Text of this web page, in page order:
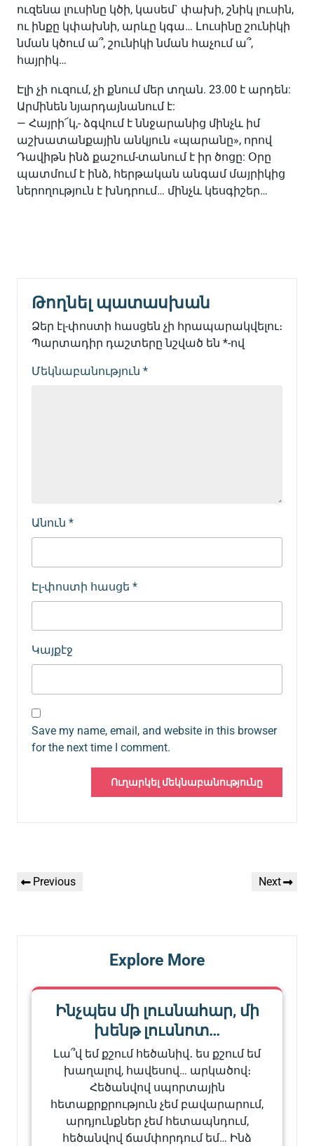
ուզենա լուսինը կծի, կասեմ` փախի, շնիկ լուսին,
ու ինքը կփախնի, արևը կգա… Լուսինը շունիկի
նման կծում ա՞, շունիկի նման հաչում ա՞,
հայրիկ…
Էլի չի ուզում, չի քնում մեր տղան. 23.00 է արդեն:
Արմինեն նյարդայնանում է:
— Հայրի՜կ,- ձգվում է ննջարանից մինչև իմ
աշխատանքային անկյուն «պարանը», որով
Դավիթն ինձ քաշում-տանում է իր ծոցը: Օրը
պատմում է ինձ, հերթական անգամ մայրիկից
ներողություն է խնդրում… մինչև կեսգիշեր…
Թողնել պատասխան
Ձեր էլ-փոստի հասցեն չի հրապարակվելու։
Պարտադիր դաշտերը նշված են *-ով
Մեկնաբանություն *
Անուն *
Էլ-փոստի հասցե *
Կայքէջ
Save my name, email, and website in this browser
for the next time I comment.
նավարկումը
Previous
Previous
Next
Next
Explore More
Ինչպես մի լուսնահար, մի
խենթ լուսնոտ…
Լա՞վ եմ քշում հեծանիվ․ ես քշում եմ
խաղալով, հավեսով… արկածով։
Հեծանվով սպորտային
հետաքրքրություն չեմ բավարարում,
արդյունքներ չեմ հետապնդում,
հեծանվով ճամփորդում եմ… Ինձ